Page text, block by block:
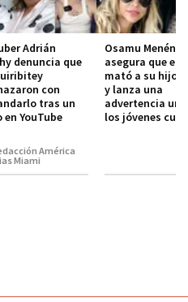
Adrián
denuncia que
con
tras un
en YouTube
América
Miami
Osamu
asegura que el
mató a su hijo
y lanza una
advertencia
los jóvenes